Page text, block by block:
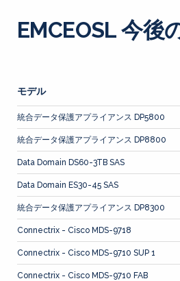
EMCEOSL 今後
モデル
統合データ保護アプライアンス DP5800
統合データ保護アプライアンス DP8800
Data Domain DS60-3TB SAS
Data Domain ES30-45 SAS
統合データ保護アプライアンス DP8300
Connectrix - Cisco MDS-9718
Connectrix - Cisco MDS-9710 SUP 1
Connectrix - Cisco MDS-9710 FAB